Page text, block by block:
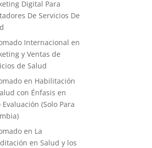
Digital Para
De Servicios De
Internacional en
y Ventas de
de Salud
en Habilitación
con Énfasis en
Evaluación ​(Solo Para
en La
en Salud y los